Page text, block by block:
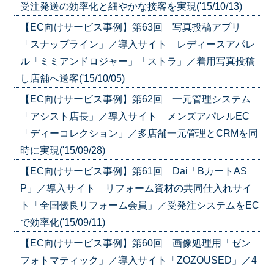
受注発送の効率化と細やかな接客を実現('15/10/13)
【EC向けサービス事例】第63回 写真投稿アプリ
「スナップライン」／導入サイト レディースアパレ
ル「ミミアンドロジャー」「ストラ」／着用写真投稿
し店舗へ送客('15/10/05)
【EC向けサービス事例】第62回 一元管理システム
「アシスト店長」／導入サイト メンズアパレルEC
「ディーコレクション」／多店舗一元管理とCRMを同
時に実現('15/09/28)
【EC向けサービス事例】第61回 Dai「BカートAS
P」／導入サイト リフォーム資材の共同仕入れサイ
ト「全国優良リフォーム会員」／受発注システムをEC
で効率化('15/09/11)
【EC向けサービス事例】第60回 画像処理用「ゼン
フォトマティック」／導入サイト「ZOZOUSED」／4